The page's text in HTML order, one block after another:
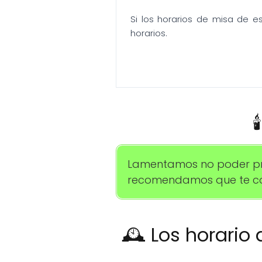
Si los horarios de misa de
horarios.
Lamentamos no poder
recomendamos que te
🕰️ Los horario